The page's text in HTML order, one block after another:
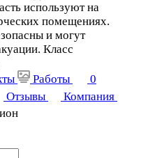
используют на
помещениях.
и могут
Класс
Работы
0
Отзывы
Компания